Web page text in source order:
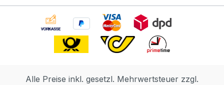
Alle Preise inkl. gesetzl. Mehrwertsteuer zzgl.